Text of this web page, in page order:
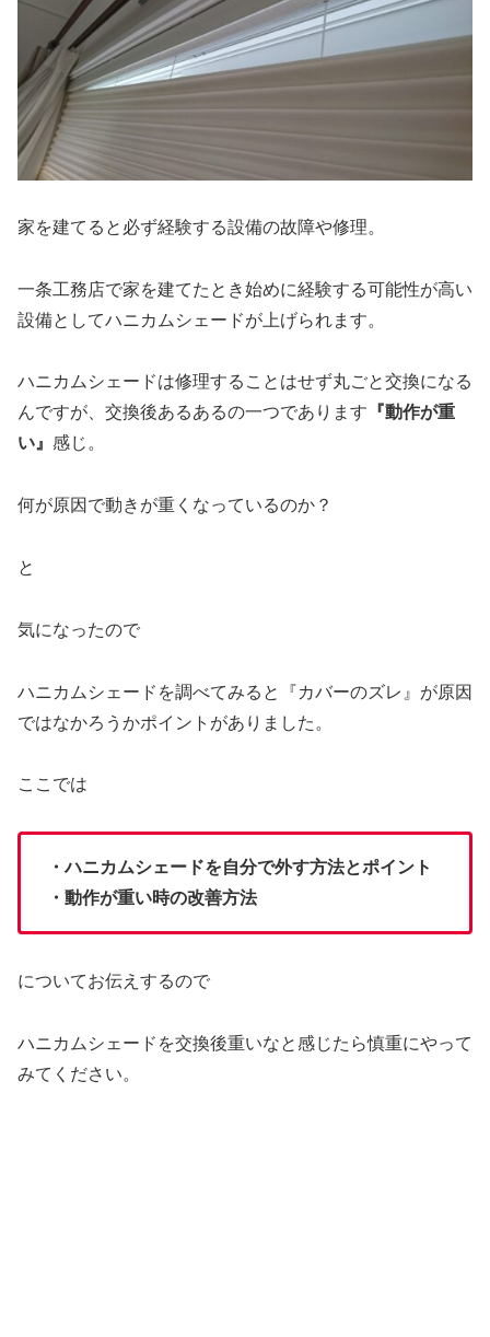
家を建てると必ず経験する設備の故障や修理。
一条工務店で家を建てたとき始めに経験する可能性が高い
設備としてハニカムシェードが上げられます。
ハニカムシェードは修理することはせず丸ごと交換になる
んですが、交換後あるあるの一つであります 『動作が重
い』 感じ。
何が原因で動きが重くなっているのか？
と
気になったので
ハニカムシェードを調べてみると『カバーのズレ』が原因
ではなかろうかポイントがありました。
ここでは
・ハニカムシェードを自分で外す方法とポイント
・動作が重い時の改善方法
についてお伝えするので
ハニカムシェードを交換後重いなと感じたら慎重にやって
みてください。